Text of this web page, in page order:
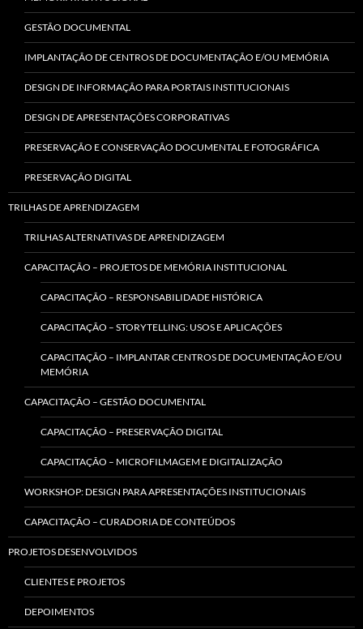
GESTÃO DOCUMENTAL
IMPLANTAÇÃO DE CENTROS DE DOCUMENTAÇÃO E/OU MEMÓRIA
DESIGN DE INFORMAÇÃO PARA PORTAIS INSTITUCIONAIS
DESIGN DE APRESENTAÇÕES CORPORATIVAS
PRESERVAÇÃO E CONSERVAÇÃO DOCUMENTAL E FOTOGRÁFICA
PRESERVAÇÃO DIGITAL
TRILHAS DE APRENDIZAGEM
TRILHAS ALTERNATIVAS DE APRENDIZAGEM
CAPACITAÇÃO – PROJETOS DE MEMÓRIA INSTITUCIONAL
CAPACITAÇÃO – RESPONSABILIDADE HISTÓRICA
CAPACITAÇÃO – STORYTELLING: USOS E APLICAÇÕES
CAPACITAÇÃO – IMPLANTAR CENTROS DE DOCUMENTAÇÃO E/OU
MEMÓRIA
CAPACITAÇÃO – GESTÃO DOCUMENTAL
CAPACITAÇÃO – PRESERVAÇÃO DIGITAL
CAPACITAÇÃO – MICROFILMAGEM E DIGITALIZAÇÃO
WORKSHOP: DESIGN PARA APRESENTAÇÕES INSTITUCIONAIS
CAPACITAÇÃO – CURADORIA DE CONTEÚDOS
PROJETOS DESENVOLVIDOS
CLIENTES E PROJETOS
DEPOIMENTOS